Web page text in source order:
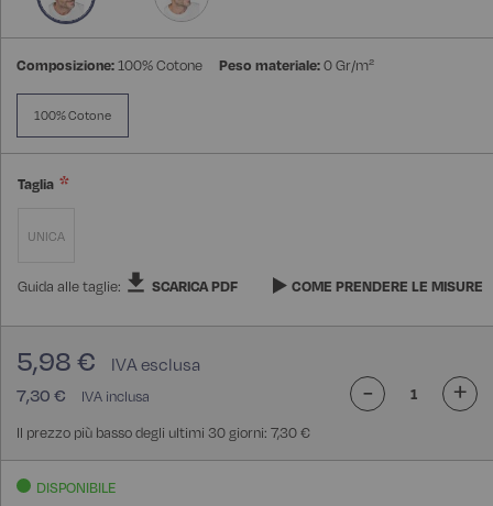
Composizione:100% Cotone Peso materiale:0 Gr/m²
100% Cotone
Taglia
UNICA
Guida alle taglie: SCARICA PDF COME PRENDERE LE MISURE
7,30 €
5,98 €
Il prezzo più basso degli ultimi 30 giorni: 7,30 €
- +
DISPONIBILE